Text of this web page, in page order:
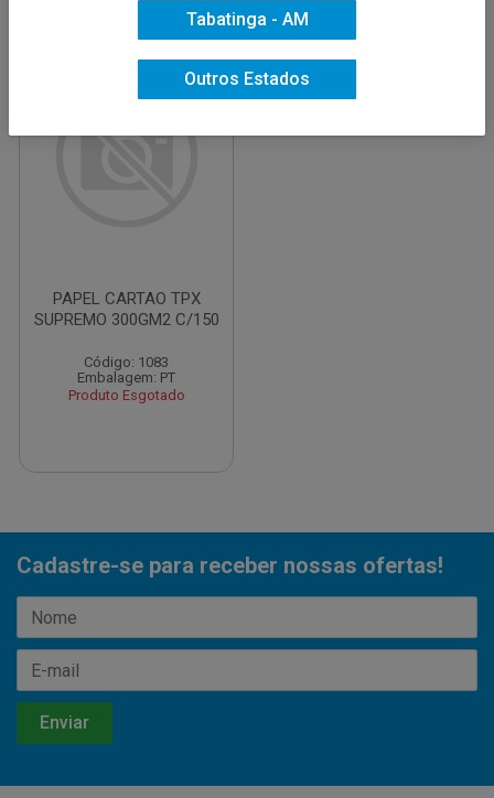
PAPEL CARTAO TPX
SUPREMO 300GM2 C/150
Código: 1083
Embalagem: PT
Produto Esgotado
Cadastre-se para receber nossas ofertas!
Tabatinga - AM
Outros Estados